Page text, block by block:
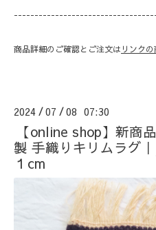
商品詳細のご確認とご注文は リンク
2024 /07 /08 07:30
【online shop】新商
製 手織りキリムラグ
１cm